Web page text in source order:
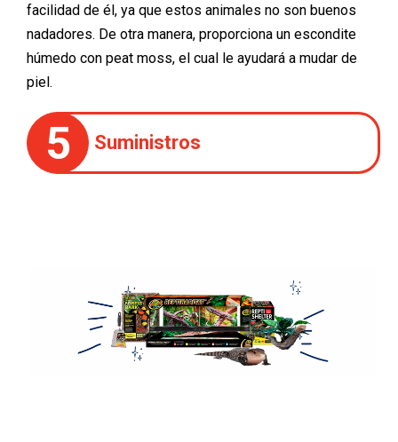
facilidad de él, ya que estos animales no son buenos
nadadores. De otra manera, proporciona un escondite
húmedo con peat moss, el cual le ayudará a mudar de
piel.
5 Suministros